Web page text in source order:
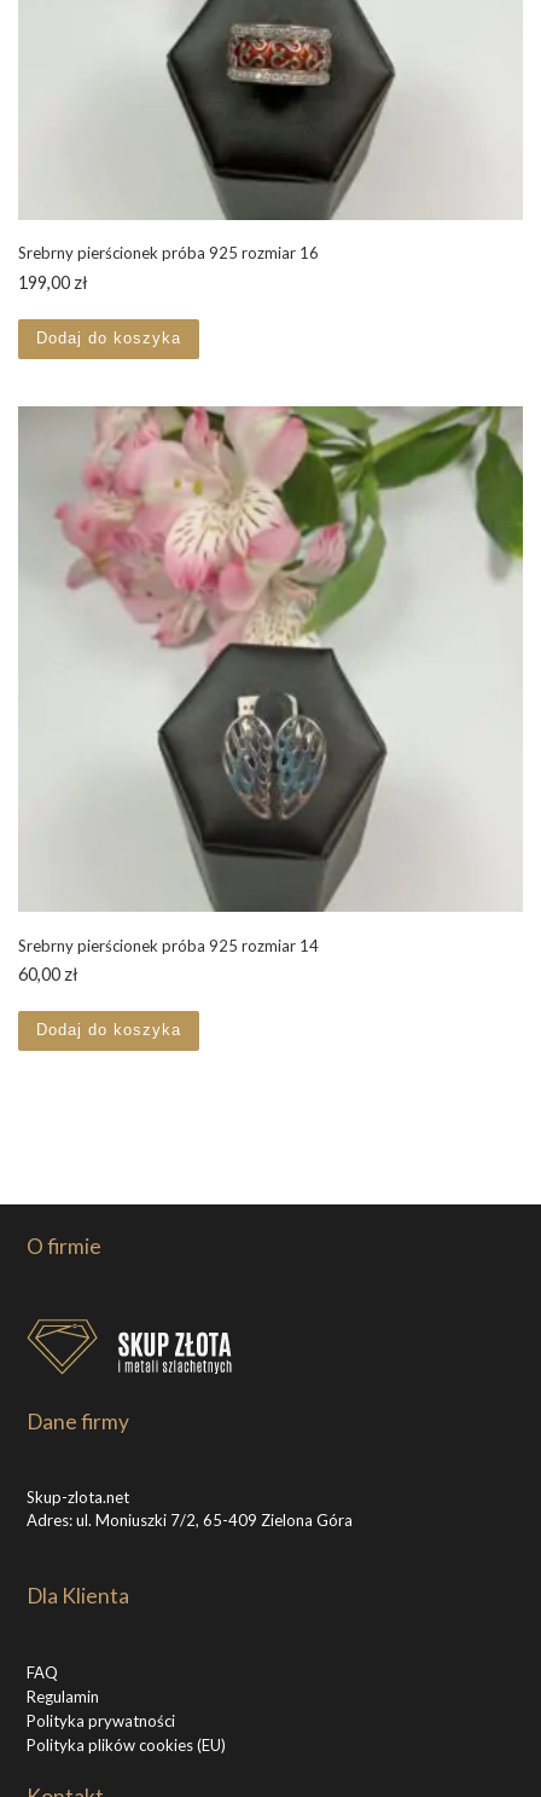
Srebrny pierścionek próba 925 rozmiar 16
199,00 zł
Dodaj do koszyka
Srebrny pierścionek próba 925 rozmiar 14
60,00 zł
Dodaj do koszyka
O firmie
Dane firmy
Skup-zlota.net
Adres: ul. Moniuszki 7/2, 65-409 Zielona Góra
Dla Klienta
FAQ
Regulamin
Polityka prywatności
Polityka plików cookies (EU)